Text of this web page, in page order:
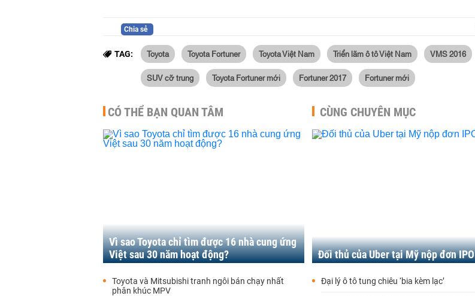
Chia sẻ
TAG: Toyota Toyota Fortuner Toyota Việt Nam Triển lãm ô tô Việt Nam VMS 2016
SUV cỡ trung Toyota Fortuner mới Fortuner 2017 Fortuner mới
CÓ THỂ BẠN QUAN TÂM
Vì sao Toyota chỉ tìm được 16 nhà cung ứng
Việt sau 30 năm hoạt động?
Toyota và Mitsubishi tranh ngôi bán chạy nhất
phân khúc MPV
CÙNG CHUYÊN MỤC
Đối thủ của Uber tại Mỹ nộp đơn IPO
Đại lý ô tô tung chiêu ‘bia kèm lạc’